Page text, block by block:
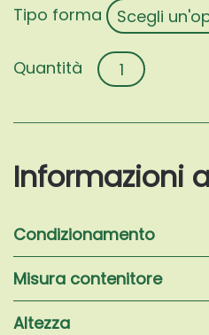
Tipo forma
Morus
nigra
Informazioni
Condizionamento
Misura contenitore
Altezza